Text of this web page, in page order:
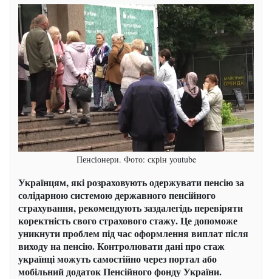
Пенсіонери. Фото: скрін youtube
Українцям, які розраховують одержувати пенсію за
солідарною системою державного пенсійного
страхування, рекомендують заздалегідь перевіряти
коректність свого страхового стажу. Це допоможе
уникнути проблем під час оформлення виплат після
виходу на пенсію. Контролювати дані про стаж
українці можуть самостійно через портал або
мобільний додаток Пенсійного фонду України.